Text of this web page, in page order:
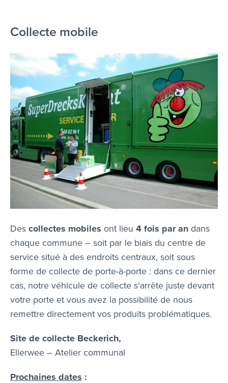
Collecte mobile
Descollectes mobiles ont lieu 4 fois par an dans
chaque commune – soit par le biais du centre de
service situé à des endroits centraux, soit sous
forme de collecte de porte-à-porte : dans ce dernier
cas, notre véhicule de collecte s’arrête juste devant
votre porte et vous avez la possibilité de nous
remettre directement vos produits problématiques.
Site de collecte Beckerich,
Ellerwee – Atelier communal
Prochaines dates :